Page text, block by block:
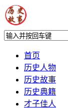
首页
历史人物
历史故事
历史典籍
才子佳人